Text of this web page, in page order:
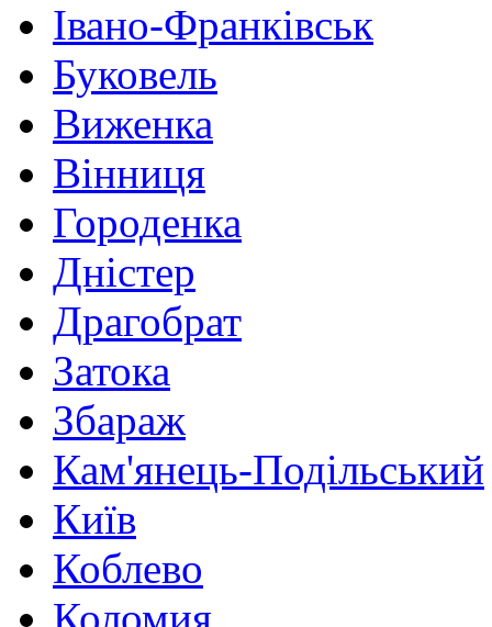
Івано-Франківськ
Буковель
Виженка
Вінниця
Городенка
Дністер
Драгобрат
Затока
Збараж
Кам'янець-Подільський
Київ
Коблево